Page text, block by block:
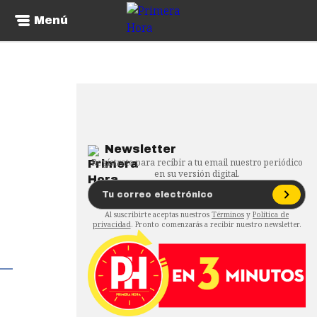
Menú
Newsletter
Regístrate para recibir a tu email nuestro periódico
en su versión digital.
Al suscribirte aceptas nuestros Términos y Política de
privacidad. Pronto comenzarás a recibir nuestro newsletter.